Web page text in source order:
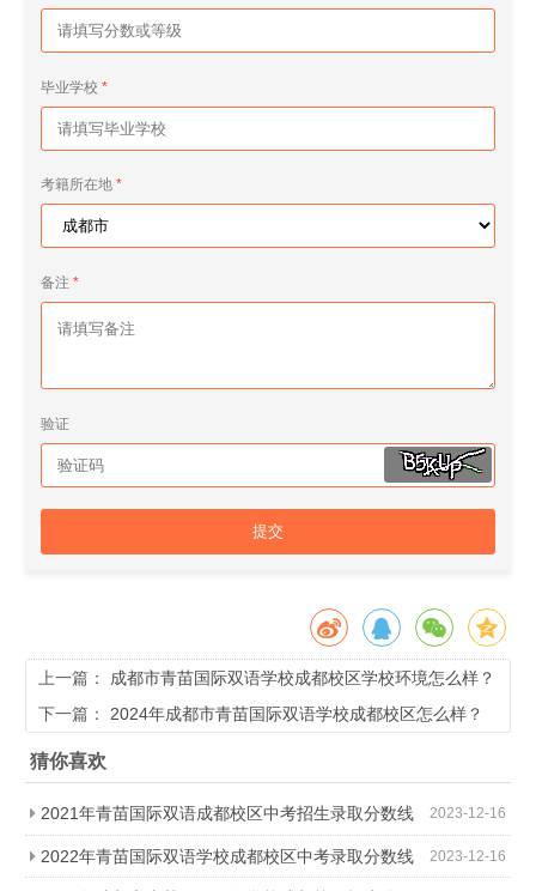
毕业学校
考籍所在地
备注
验证
提交
上一篇： 成都市青苗国际双语学校成都校区学校环境怎么样？
下一篇： 2024年成都市青苗国际双语学校成都校区怎么样？
猜你喜欢
2023-12-16
2021年青苗国际双语成都校区中考招生录取分数线
是多少分？ 2023-12-16
2022年青苗国际双语学校成都校区中考录取分数线